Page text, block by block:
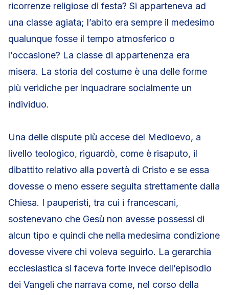
ricorrenze religiose di festa? Si apparteneva ad
una classe agiata; l’abito era sempre il medesimo
qualunque fosse il tempo atmosferico o
l’occasione? La classe di appartenenza era
misera. La storia del costume è una delle forme
più veridiche per inquadrare socialmente un
individuo.
Una delle dispute più accese del Medioevo, a
livello teologico, riguardò, come è risaputo, il
dibattito relativo alla povertà di Cristo e se essa
dovesse o meno essere seguita strettamente dalla
Chiesa. I pauperisti, tra cui i francescani,
sostenevano che Gesù non avesse possessi di
alcun tipo e quindi che nella medesima condizione
dovesse vivere chi voleva seguirlo. La gerarchia
ecclesiastica si faceva forte invece dell’episodio
dei Vangeli che narrava come, nel corso della